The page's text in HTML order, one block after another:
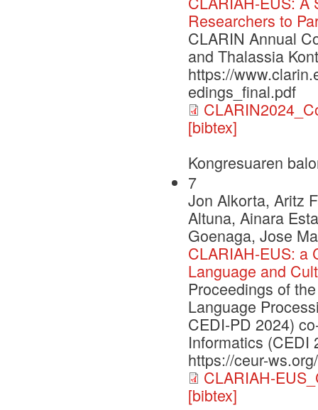
Researchers to
CLARIN Annual
and Thalassia
https://
edings_final.pdf
[bibtex]
Kongresuaren
7
Jon Alkorta, Aritz
Altuna, Ainara
Goenaga, Jose
CLARIAH-EUS: a
Language and
Proceedings of
Language
CEDI-PD 2024)
Informatics (CEDI
https://ceur-
CLARIAH-
[bibtex]